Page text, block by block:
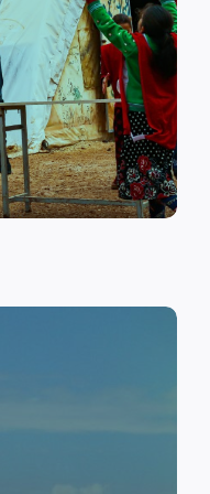
على أهمية
مراكز